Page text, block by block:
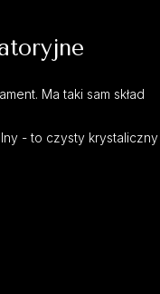
Ma taki sam skład
- to czysty krystaliczny